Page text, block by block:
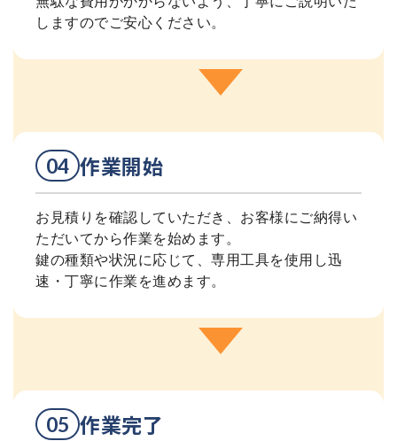
しますのでご安心ください。
作業開始
お見積りを確認していただき、お客様にご納得い
ただいてから作業を始めます。
鍵の種類や状況に応じて、専用工具を使用し迅
速・丁寧に作業を進めます。
作業完了